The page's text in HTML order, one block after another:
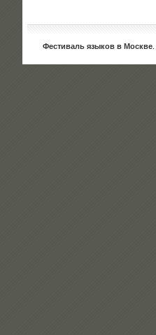
Фестиваль языков в Москве